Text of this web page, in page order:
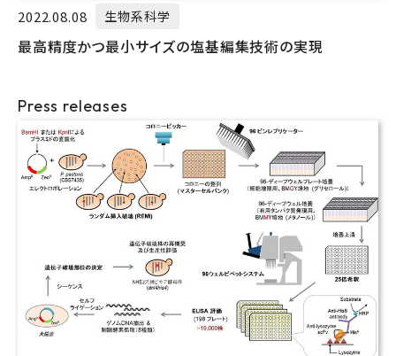
2022.08.08 生物系科学
最高精度かつ最小サイズの塩基編集技術の実現
Press releases